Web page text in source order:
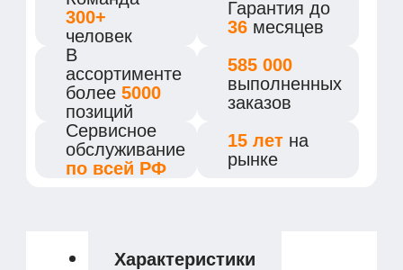
300+
человек
Гарантиядо
36 месяцев
В
ассортименте
более5000
позиций
585 000
выполненных
заказов
Сервисное
обслуживание
по всей РФ
15 лет на
рынке
Характеристики